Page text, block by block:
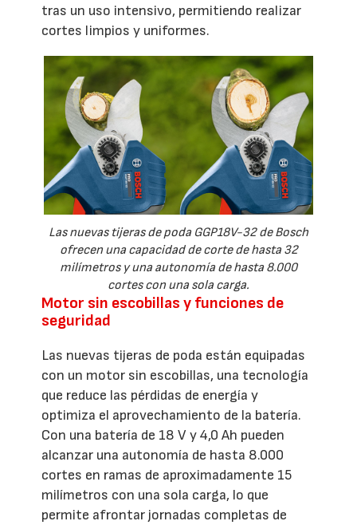
tras un uso intensivo, permitiendo realizar
cortes limpios y uniformes.
Las nuevas tijeras de poda GGP18V-32 de Bosch
ofrecen una capacidad de corte de hasta 32
milímetros y una autonomía de hasta 8.000
cortes con una sola carga.
Motor sin escobillas y funciones de
seguridad
Las nuevas tijeras de poda están equipadas
con un motor sin escobillas, una tecnología
que reduce las pérdidas de energía y
optimiza el aprovechamiento de la batería.
Con una batería de 18 V y 4,0 Ah pueden
alcanzar una autonomía de hasta 8.000
cortes en ramas de aproximadamente 15
milímetros con una sola carga, lo que
permite afrontar jornadas completas de